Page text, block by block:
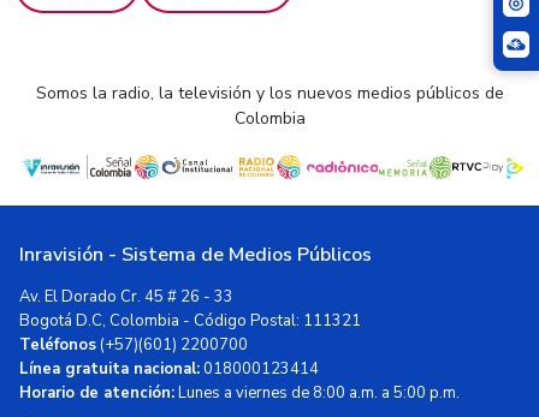
Somos la radio, la televisión y los nuevos medios públicos de
Colombia
Inravisión - Sistema de Medios Públicos
Av. El Dorado Cr. 45 # 26 - 33
Bogotá D.C, Colombia - Código Postal: 111321
Teléfonos(+57)(601) 2200700
Línea gratuita nacional:018000123414
Horario de atención:Lunes a viernes de 8:00 a.m. a 5:00 p.m.